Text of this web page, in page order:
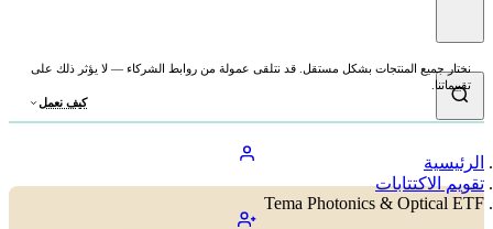
نختار جميع المنتجات بشكل مستقل. قد نتلقى عمولة من روابط الشركاء — لا يؤثر ذلك على
تقييماتنا.
كيف نعمل
الرئيسية
تقويم الاكتتابات
Tema Photonics & Optical ETF